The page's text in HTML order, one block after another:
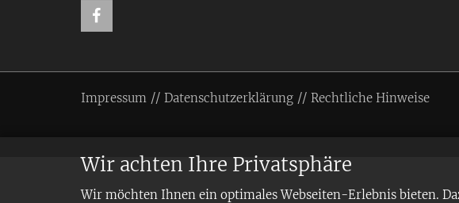
Wir achten Ihre Privatsphäre
Wir möchten Ihnen ein optimales Webseiten-Erlebnis bieten.
Impressum Datenschutzerklärung Rechtliche Hinweise